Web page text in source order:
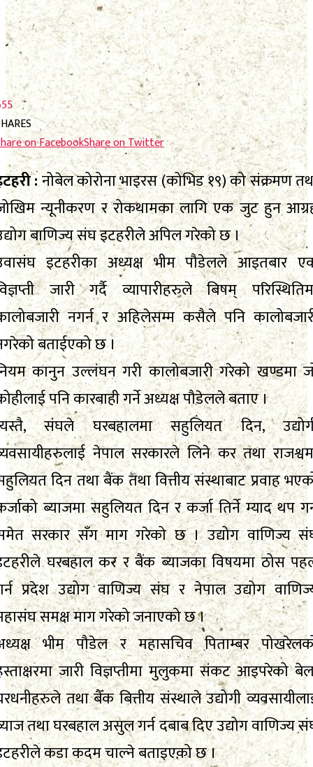
निर्वाचन
भिजिट नेपाल
सम्पादकीय
स्थानीय निर्वाचन
No Result
View All Result
निर्वाचन
भिजिट नेपाल
सम्पादकीय
स्थानीय निर्वाचन
No Result
View All Result
on FacebookShare on Twitter
:नोबेल कोरोना भाइरस (कोभिड १९) को संक्रमण
न्यूनीकरण र रोकथामका लागि एक जुट हुन
बाणिज्य संघ इटहरीले अपिल गरेको छ ।
इटहरीका अध्यक्ष भीम पौडेलले आइतबार
जारी गर्दै व्यापारीहरुले बिषम्
नगर्न र अहिलेसम्म कसैले पनि
बताईएको छ ।
कानुन उल्लंघन गरी कालोबजारी गरेको खण्डमा
पनि कारबाही गर्ने अध्यक्ष पौडेलले बताए ।
संघले घरबहालमा सहुलियत दिन,
नेपाल सरकारले लिने कर तथा
दिन तथा बैंक तथा वित्तीय संस्थाबाट प्रवाह
ब्याजमा सहुलियत दिन र कर्जा तिर्ने म्याद थप
सरकार सँग माग गरेको छ । उद्योग वाणिज्य
घरबहाल कर र बैंक ब्याजका विषयमा ठोस
प्रदेश उद्योग वाणिज्य संघ र नेपाल उद्योग
समक्ष माग गरेको जनाएको छ ।
भीम पौडेल र महासचिव पिताम्बर
जारी विज्ञप्तीमा मुलुकमा संकट आइपरेको
तथा बैँक बित्तीय संस्थाले उद्योगी
तथा घरबहाल असुल गर्न दबाब दिए उद्योग वाणिज्य
कडा कदम चाल्ने बताइएको छ ।